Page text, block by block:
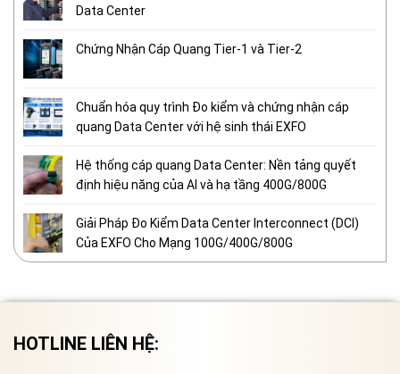
Data Center
Chứng Nhận Cáp Quang Tier-1 và Tier-2
Chuẩn hóa quy trình Đo kiểm và chứng nhận cáp
quang Data Center với hệ sinh thái EXFO
Hệ thống cáp quang Data Center: Nền tảng quyết
định hiệu năng của AI và hạ tầng 400G/800G
Giải Pháp Đo Kiểm Data Center Interconnect (DCI)
Của EXFO Cho Mạng 100G/400G/800G
HOTLINE LIÊN HỆ: